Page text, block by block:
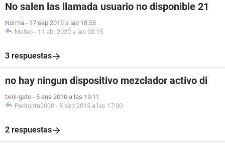
No salen las llamada usuario no disponible 21
Norma - 17 sep 2019 a las 18:58
Mateo - 11 abr 2020 a las 03:15
3 respuestas
no hay ningun dispositivo mezclador activo di
txini-gato - 5 ene 2010 a las 19:11
Pedropra2000 - 5 sep 2015 a las 17:00
2 respuestas